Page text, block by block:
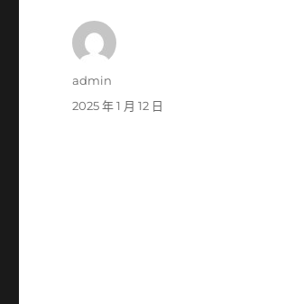
作
admin
發
2025 年 1 月 12 日